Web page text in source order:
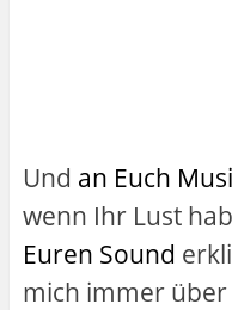
Und an Euch
wenn Ihr Lust
Euren Sound
mich immer über